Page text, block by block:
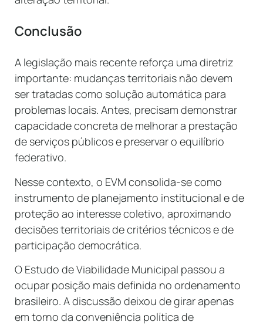
Conclusão
A legislação mais recente reforça uma diretriz
importante: mudanças territoriais não devem
ser tratadas como solução automática para
problemas locais. Antes, precisam demonstrar
capacidade concreta de melhorar a prestação
de serviços públicos e preservar o equilíbrio
federativo.
Nesse contexto, o EVM consolida-se como
instrumento de planejamento institucional e de
proteção ao interesse coletivo, aproximando
decisões territoriais de critérios técnicos e de
participação democrática.
O Estudo de Viabilidade Municipal passou a
ocupar posição mais definida no ordenamento
brasileiro. A discussão deixou de girar apenas
em torno da conveniência política de